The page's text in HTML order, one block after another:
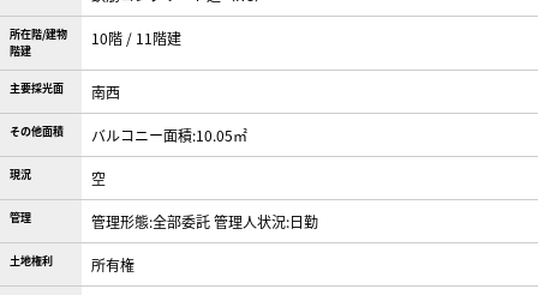
所在階/建物
階建
10階 / 11階建
主要採光面 南西
その他面積 バルコニー面積:10.05㎡
現況 空
管理 管理形態:全部委託 管理人状況:日勤
土地権利 所有権